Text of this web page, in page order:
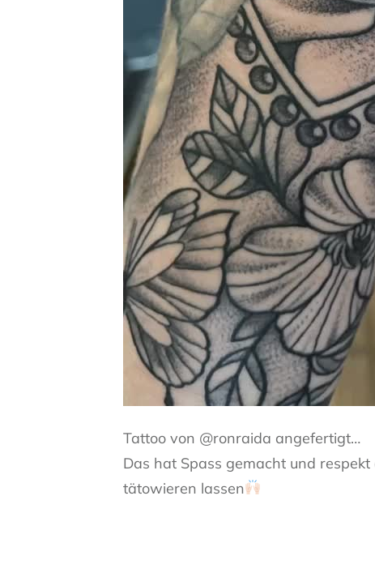
Tattoo von @ronraida angefertigt…
Das hat Spass gemacht und
tätowieren lassen